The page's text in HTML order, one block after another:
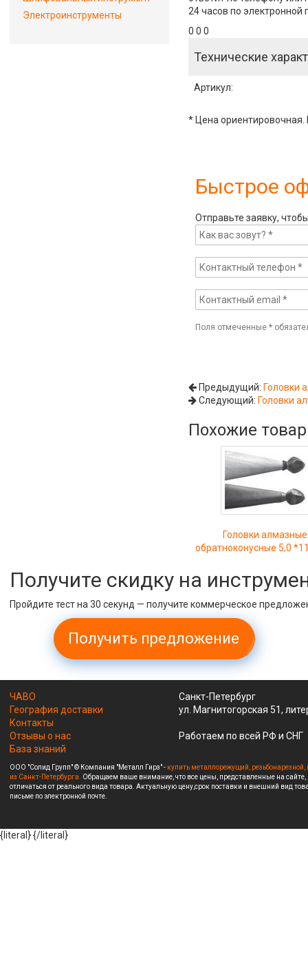
24 часов по электронной
0 0 0
Технические
Артикул:
* Цена ориентировочная.
Быстрое
Отправьте заявку,
Поля отмеченные*
Предыдущий: Головки
Следующий: Головки
Похожие
Головки алмазные
обратноконусные 5,0
Электроинструменты
Получите скидку на
Пройдите тест на 30 секунд — получите коммерческое
Получить предложение
ЧАВО
География доставки
Контакты
Отзывы о нас
База знаний
Санкт-Петербург
ул. Магнитогорская 51,
Работаем по всей РФ и СНГ
ООО "Солид Групп" © Компания "Металл Гирз" - купить металлорежущий,
из Санкт-Петербурга. Обращаем ваше внимание, что все цены, представленные на
отличаться от реального вида товара. Актуальную цену,срок поставки и внешний вид
письме по электронной почте.
{literal}{/literal}